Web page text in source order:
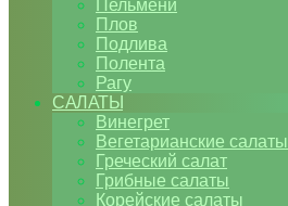
Пельмени
Плов
Подлива
Полента
Рагу
САЛАТЫ
Винегрет
Вегетарианские салаты
Греческий салат
Грибные салаты
Корейские салаты